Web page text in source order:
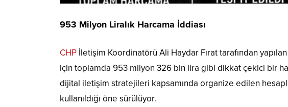
953 Milyon Liralık Harcama İddiası
CHP İletişim Koordinatörü Ali Haydar Fırat tarafından
için toplamda 953 milyon 326 bin lira gibi dikkat çekici bir
dijital iletişim stratejileri kapsamında organize edilen
kullanıldığı öne sürülüyor.